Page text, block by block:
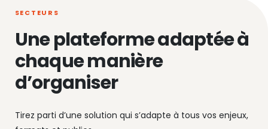
SECTEURS
Une plateforme adaptée à
chaque manière
d’organiser
Tirez parti d’une solution qui s’adapte à tous vos enjeux,